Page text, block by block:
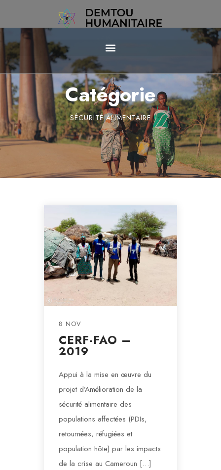
Catégorie
SÉCURITÉ ALIMENTAIRE
8 NOV
CERF-FAO –
2019
Appui à la mise en œuvre du
projet d’Amélioration de la
sécurité alimentaire des
populations affectées (PDIs,
retournées, réfugiées et
population hôte) par les impacts
de la crise au Cameroun […]